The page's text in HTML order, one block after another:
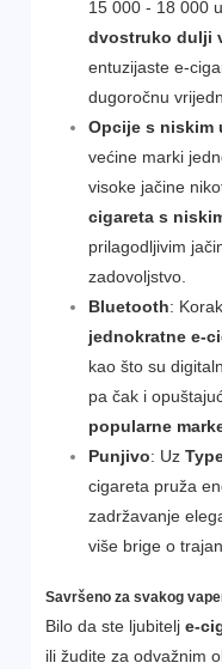
15 000 - 18 000
dvostruko dulji
entuzijaste e-
dugoročnu
Opcije s niskim
većine marki
visoke jačine
cigareta s
prilagodljivim
zadovoljstvo.
Bluetooth:
jednokratne e-
kao što su
pa čak i
popularne
Punjivo: Uz
cigareta pruža
zadržavanje
više brige o
Savršeno za svakog
Bilo da ste ljubitelje-
ili žudite za odvažnim